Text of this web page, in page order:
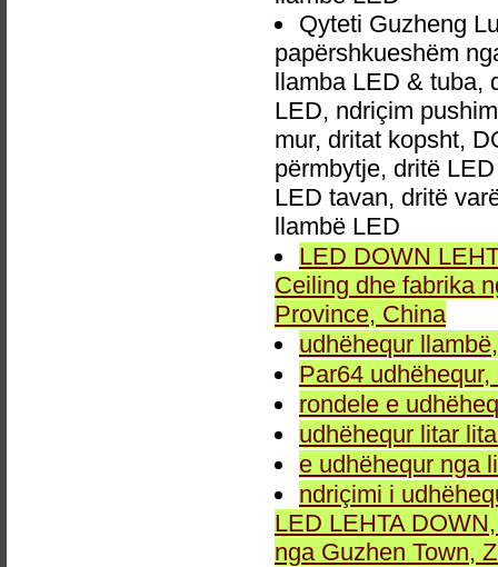
Qyteti Guzheng
papërshkueshëm
llamba LED & tuba,
LED, ndriçim
mur, dritat kopsht,
përmbytje, dritë
LED tavan, dritë
llambë LED
LED DOWN
Ceiling dhe fabrika
Province, China
udhëhequr
Par64
rondele e
udhëhequr litar
e udhëhequr nga
ndriçimi i
LED LEHTA
nga Guzhen Town,